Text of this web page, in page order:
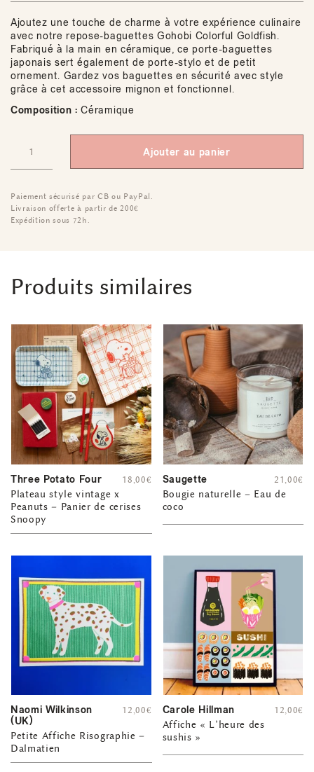
Ajoutez une touche de charme à votre expérience culinaire
avec notre repose-baguettes Gohobi Colorful Goldfish.
Fabriqué à la main en céramique, ce porte-baguettes
japonais sert également de porte-stylo et de petit
ornement. Gardez vos baguettes en sécurité avec style
grâce à cet accessoire mignon et fonctionnel.
Composition : Céramique
Ajouter au panier
Paiement sécurisé par CB ou PayPal.
Livraison offerte à partir de 200€
Expédition sous 72h.
Produits similaires
Three Potato Four
Plateau style vintage x
Peanuts – Panier de cerises
Snoopy
18,00€ Saugette
Bougie naturelle – Eau de
coco
21,00€
Naomi Wilkinson
(UK)
Petite Affiche Risographie –
Dalmatien
12,00€ Carole Hillman
Affiche « L’heure des
sushis »
12,00€